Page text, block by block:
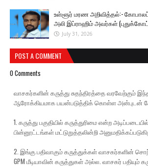
உள்ளூர் மரண அறிவித்தல்:-
அலி இப்ராஹிம் அவர்கள்
July 31, 2026
POST A COMMENT
0 Comments
வாசகர்களின் கருத்து சுதந்திரத்தை வரவேற்கும்
ஆரோக்கியமாக பயன்படுத்திக் கொள்ள அன்புடன்
1. கருத்து பகுதியில் கருத்துரிமை என்ற
பின்னூட்டங்கள் மட்டுறுத்தலின்றி
2. இங்கு பதிவாகும் கருத்துக்கள் வாசகர்களின்
GPM மீடியாவின் கருத்துகள் அல்ல. வாசகர் பதியும்